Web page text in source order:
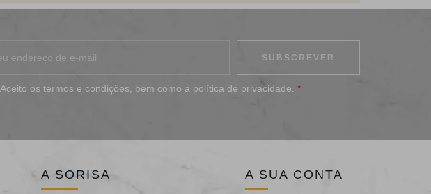
Aceito os termos e condições , bem como a política de privacidade *
A SORISA A SUA CONTA